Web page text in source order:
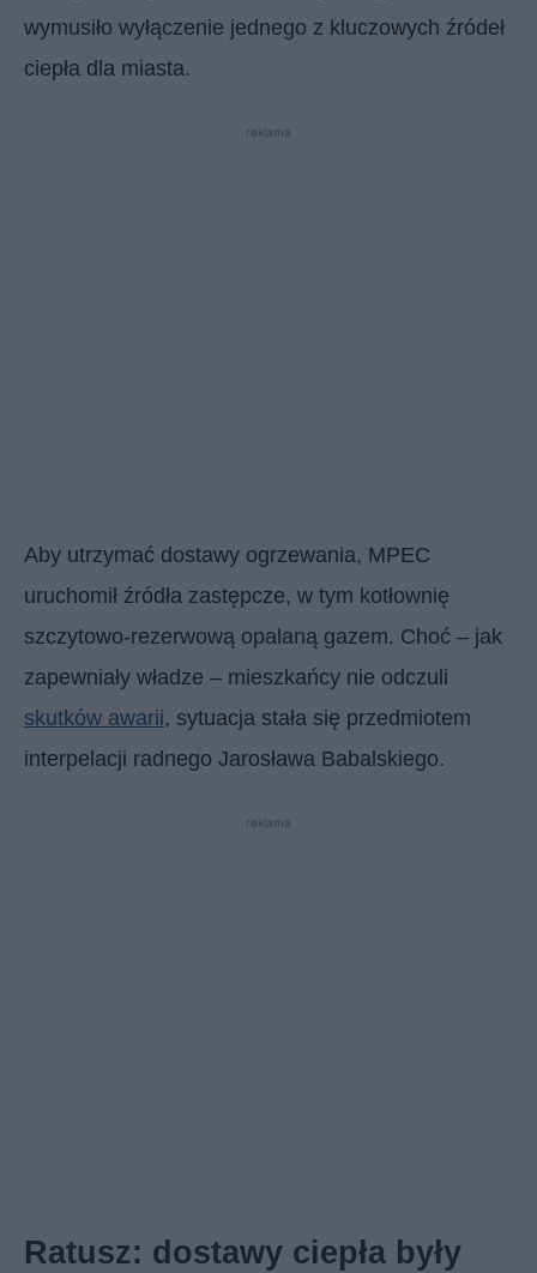
wymusiło wyłączenie jednego z kluczowych źródeł
ciepła dla miasta.
reklama
Aby utrzymać dostawy ogrzewania, MPEC
uruchomił źródła zastępcze, w tym kotłownię
szczytowo-rezerwową opalaną gazem. Choć – jak
zapewniały władze – mieszkańcy nie odczuli
skutków awarii, sytuacja stała się przedmiotem
interpelacji radnego Jarosława Babalskiego.
reklama
Ratusz: dostawy ciepła były